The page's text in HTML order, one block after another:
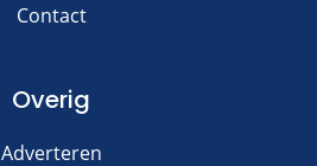
Contact
Overig
Adverteren